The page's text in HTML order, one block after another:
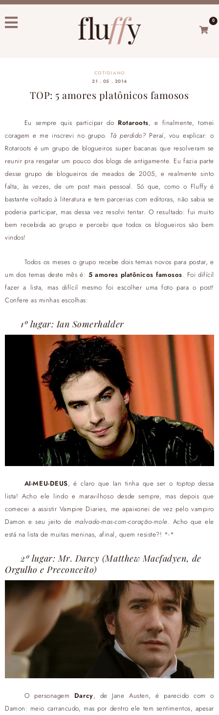
0
COTIDIANO
21 . 05 . 2014
TOP: 5 amores platônicos famosos
Eu sempre quis participar do Rotaroots, e finalmente, tomei
coragem e me inscrevi no grupo. Tá perdido? Peraí, vou explicar: o
Rotaroots é um grupo de blogueiros super bacanas que resolveram se
reunir pra resgatar um pouco dos blogs de antigamente. Eu fazia parte
desse grupo de blogueiros de meados de 2005, e realmente sinto
falta, às vezes, de um post mais pessoal. Só que, como o Fluffy é
bastante voltado à literatura e tem parcerias com editoras, não sabia se
poderia participar, mas dessa vez resolvi tentar. O resultado: fui muito
bem recebida ao grupo e percebi que todos os blogueiros são bem
vindos!
Todos os meses o grupo recebe dois temas novos para postar, e
um dos temas deste mês é: 5 amores platônicos famosos. Foi difícil
fazer a lista, mas difícil mesmo foi escolher uma foto para o post!
Confere as minhas escolhas:
1º lugar: Ian Somerhalder
AI-MEU-DEUS, é claro que Ian tinha que ser o toptop dessa
lista! Acho ele lindo e maravilhoso desde sempre, mas depois que
comecei a assistir Vampire Diaries, me apaixonei de vez pelo vampiro
Damon e seu jeito de malvado-mas-com-coração-mole. Acho que ele
está na lista de muitas meninas, afinal, quem resiste?! *-*
2º lugar: Mr. Darcy (Matthew Macfadyen, de
Orgulho e Preconceito)
O personagem Darcy, de Jane Austen, é parecido com o
Damon: meio carrancudo, mas por dentro ele tem sentimentos, apesar